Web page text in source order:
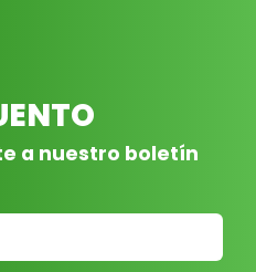
a nuestro boletín